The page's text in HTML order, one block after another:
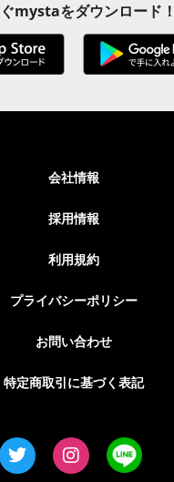
mystaをダウンロード！
会社情報
採用情報
利用規約
プライバシーポリシー
お問い合わせ
特定商取引に基づく表記